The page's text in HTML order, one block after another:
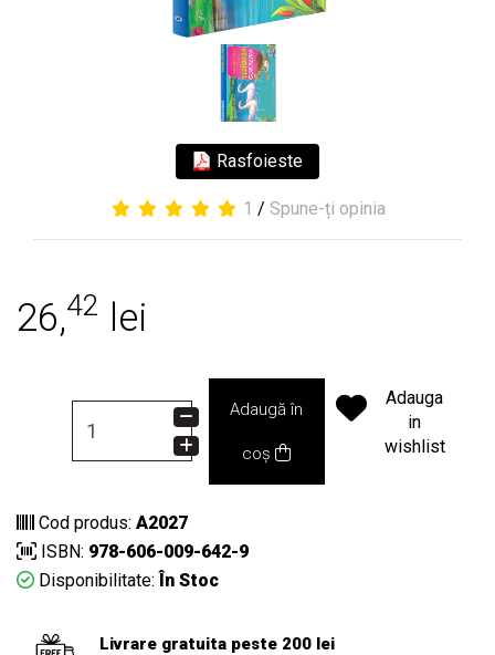
Rasfoieste
1 / Spune-ți opinia
26,42 lei
Adaugă în
coș
Adauga
in
wishlist
Cod produs: A2027
ISBN: 978-606-009-642-9
Disponibilitate: În Stoc
Livrare gratuita peste 200 lei